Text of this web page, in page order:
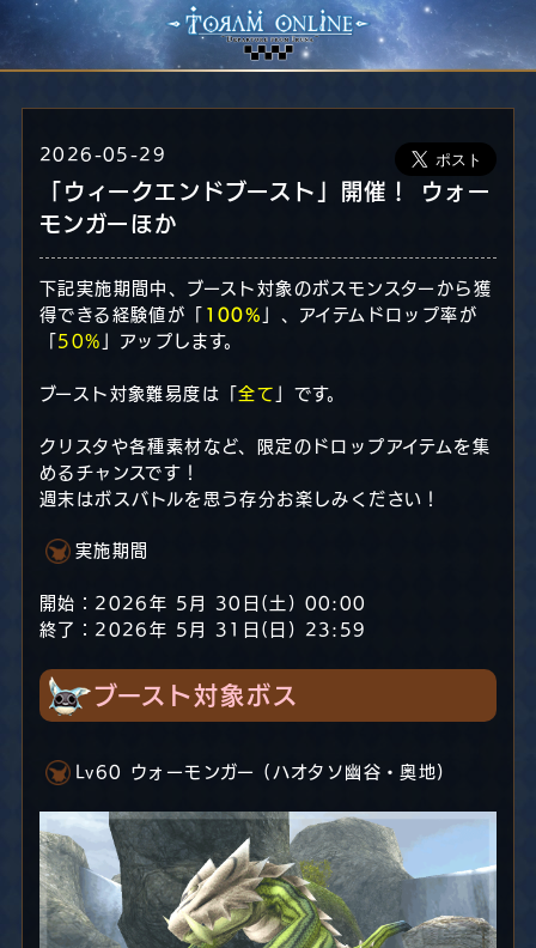
2026-05-29
「ウィークエンドブースト」開催！ ウォー
モンガーほか
下記実施期間中、ブースト対象のボスモンスターから獲
得できる経験値が「
100%
」、アイテムドロップ率が
50% 」アップします。
ブースト対象難易度は「全て 」です。
クリスタや各種素材など、限定のドロップアイテムを集
めるチャンスです！
週末はボスバトルを思う存分お楽しみください！
実施期間
開始：2026年 5月 30日(土) 00:00
終了：2026年 5月 31日(日) 23:59
ブースト対象ボス
Lv60 ウォーモンガー (ハオタソ幽谷・奥地)